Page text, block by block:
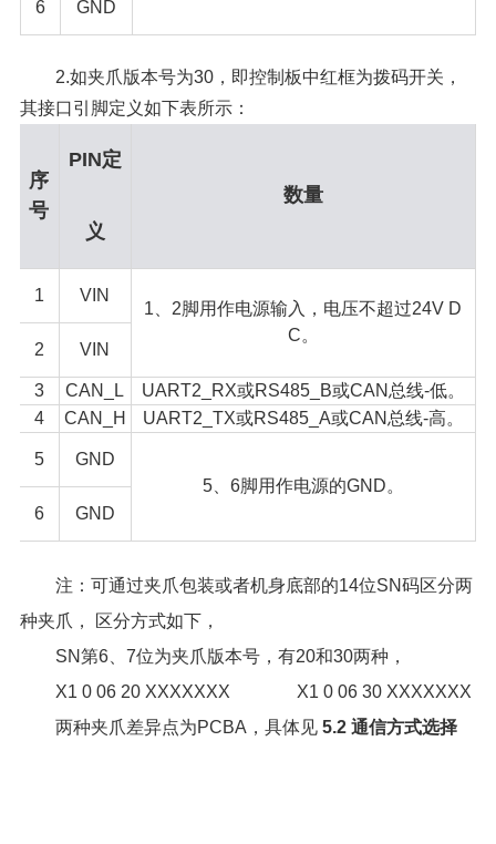
6
GND
2.如夹爪版本号为30，即控制板中红框为拨码开关，
其接口引脚定义如下表所示：
序
号
PIN定
义
数量
1 VIN
1、2脚用作电源输入，电压不超过24V D
C。
2 VIN
3 CAN_L
UART2_RX或RS485_B或CAN总线-低。
4
CAN_H UART2_TX或RS485_A或CAN总线-高。
5
GND
5、6脚用作电源的GND。
6
GND
注：可通过夹爪包装或者机身底部的14位SN码区分两
种夹爪， 区分方式如下，
SN第6、7位为夹爪版本号，有20和30两种，
X1 0 06 20 XXXXXXX X1 0 06 30 XXXXXXX
两种夹爪差异点为PCBA，具体见 5.2 通信方式选择